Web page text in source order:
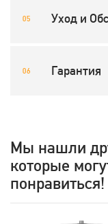
Уход и
Гарантия
Мы нашли
которые
понравиться!